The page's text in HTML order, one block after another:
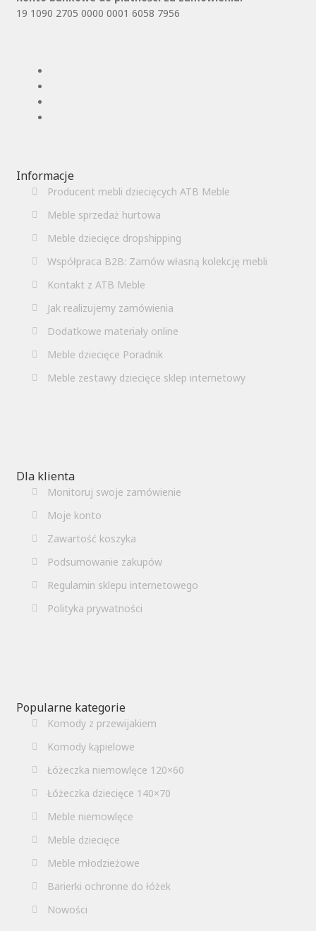
19 1090 2705 0000 0001 6058 7956
Informacje
Producent mebli dziecięcych ATB Meble
Meble sprzedaż hurtowa
Meble dziecięce dropshipping
Współpraca B2B: Zamów własną kolekcję mebli
Kontakt z ATB Meble
Jak realizujemy zamówienia
Dodatkowe materiały online
Meble dziecięce Poradnik
Meble zestawy dziecięce sklep internetowy
Dla klienta
Monitoruj swoje zamówienie
Moje konto
Zawartość koszyka
Podsumowanie zakupów
Regulamin sklepu internetowego
Polityka prywatności
Popularne kategorie
Komody z przewijakiem
Komody kąpielowe
Łóżeczka niemowlęce 120×60
Łóżeczka dziecięce 140×70
Meble niemowlęce
Meble dziecięce
Meble młodzieżowe
Barierki ochronne do łóżek
Nowości